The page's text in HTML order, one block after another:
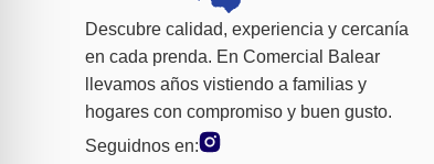
Descubre calidad, experiencia y cercanía
en cada prenda. En Comercial Balear
llevamos años vistiendo a familias y
hogares con compromiso y buen gusto.
Seguidnos en: